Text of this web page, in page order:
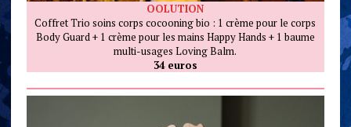
OOLUTION
Coffret Trio soins corps cocooning bio : 1 crème pour le corps
Body Guard + 1 crème pour les mains Happy Hands + 1 baume
multi-usages Loving Balm.
34 euros